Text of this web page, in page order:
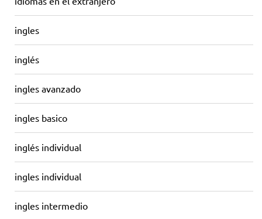
ingles
inglés
ingles avanzado
ingles basico
inglés individual
ingles individual
ingles intermedio